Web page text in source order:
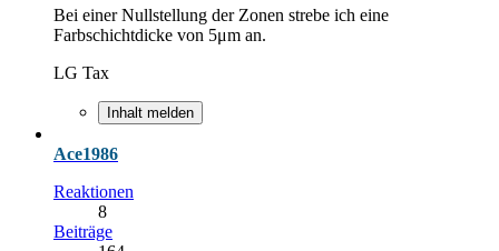
Bei einer Nullstellung der Zonen strebe ich eine
Farbschichtdicke von 5μm an.
LG Tax
Inhalt melden
Ace1986
Reaktionen
8
Beiträge